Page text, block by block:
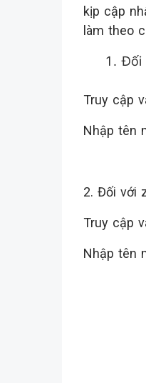
kịp cập
làm theo
Đối
Truy cập
Nhập tên
2. Đối với
Truy cập
Nhập tên